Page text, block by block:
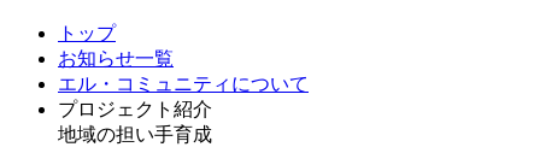
トップ
お知らせ一覧
エル・コミュニティについて
プロジェクト紹介
地域の担い手育成